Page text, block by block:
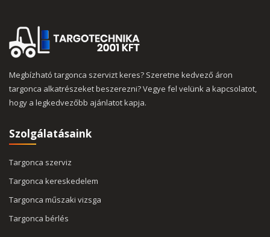
Megbízható targonca szervizt keres? Szeretne kedvező áron
targonca alkatrészeket beszerezni? Vegye fel velünk a kapcsolatot,
hogy a legkedvezőbb ajánlatot kapja.
Szolgálatásaink
Targonca szerviz
Targonca kereskedelem
Targonca műszaki vizsga
Targonca bérlés